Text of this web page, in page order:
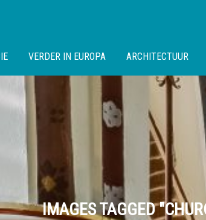
VERDER IN EUROPA ARCHITECTUUR
IMAGES TAGGED